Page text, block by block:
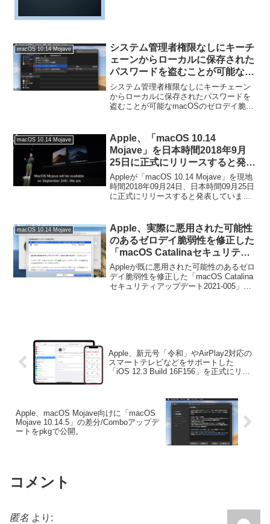
macOS 10.14 Mojave
システム管理者権限なしにキーチ
ェーンからローカルに保存された
パスワードを盗むことが可能な
macOSのゼロデイ脆弱性
「KeySteal」はキーチェーンの
ロックで対処できるもよう。
システム管理者権限なしにキーチェーン
からローカルに保存されたパスワードを
盗むことが可能なmacOSのゼロデイ脆弱
ら。
macOS 10.14 Mojave
Apple、「macOS 10.14
Mojave」を日本時間2018年9月
25日に正式にリリースすると発
表。
Appleが「macOS 10.14 Mojave」を現地
時間2018年09月24日、日本時間09月25日
に正式にリリースすると発表していま
macOS 10.14 Mojave
Apple、実際に悪用された可能性
のあるゼロデイ脆弱性を修正した
「macOS Catalinaセキュリティ
アップデート2021-005」および
「Safari 14.1.2 for
Mojave/Catalina」をリリース。
Appleが既に悪用された可能性のあるゼロ
デイ脆弱性を修正した「macOS Catalina
セキュリティアップデート2021-005」お
Apple、新元号「令和」やAirPlay2対応の
スマートテレビなどをサポートした
「iOS 12.3 Build 16F156」を正式にリリ
Apple、macOS Mojave向けに「macOS
Mojave 10.14.5」の差分/Comboアップデ
ートをpkgで公開。
コメント
匿名 より: